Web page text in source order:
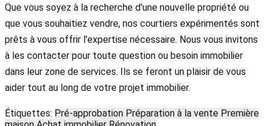
Que vous soyez à la recherche d'une nouvelle propriété ou
que vous souhaitiez vendre, nos courtiers expérimentés sont
prêts à vous offrir l'expertise nécessaire. Nous vous invitons
à les contacter pour toute question ou besoin immobilier
dans leur zone de services. Ils se feront un plaisir de vous
aider tout au long de votre projet immobilier.
Étiquettes: Pré-approbation Préparation à la vente Première